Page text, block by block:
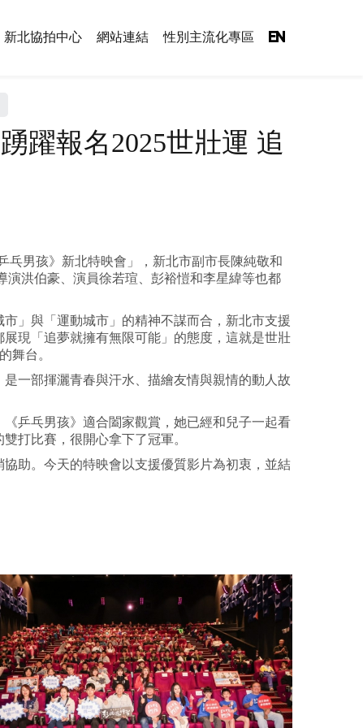
新北協拍中心 網站連結 性別主流化專區 EN
躍報名2025世壯運 追
乓男孩》新北特映會」，新北市副市長陳純敬和
洪伯豪、演員徐若瑄、彭裕愷和李星緯等也都
」與「運動城市」的精神不謀而合，新北市支援
現「追夢就擁有無限可能」的態度，這就是世壯
舞台。
一部揮灑青春與汗水、描繪友情與親情的動人故
乒乓男孩》適合闔家觀賞，她已經和兒子一起看
打比賽，很開心拿下了冠軍。
助。今天的特映會以支援優質影片為初衷，並結